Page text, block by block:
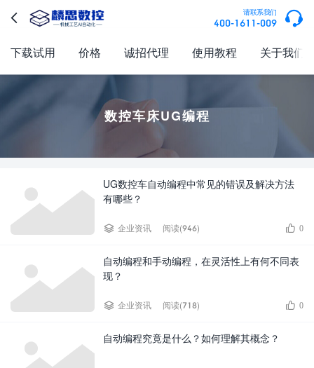
 请联系我们
400-1611-009 
下载试用 价格 诚招代理 使用教程 关于我们
数控车床UG编程
UG数控车自动编程中常见的错误及解决方法
有哪些？
 企业资讯 阅读(946)  0
自动编程和手动编程，在灵活性上有何不同表
现？
 企业资讯 阅读(718)  0
自动编程究竟是什么？如何理解其概念？